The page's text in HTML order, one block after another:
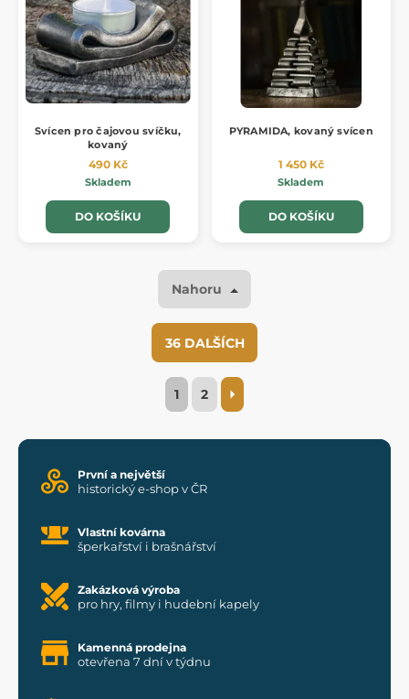
Svícen pro čajovou svíčku,
kovaný
490 Kč
Skladem
DO KOŠÍKU
PYRAMIDA, kovaný svícen
1 450 Kč
Skladem
DO KOŠÍKU
Nahoru
36 DALŠÍCH
1 2
První a největší
historický e-shop v ČR
Vlastní kovárna
šperkařství i brašnářství
Zakázková výroba
pro hry, filmy i hudební kapely
Kamenná prodejna
otevřena 7 dní v týdnu